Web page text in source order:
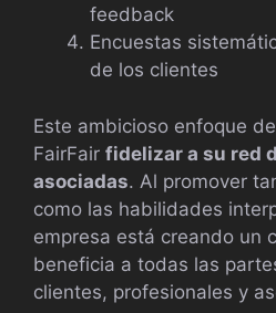
feedback
Encuestas
de los clientes
Este ambicioso enfoque
FairFair fidelizar a su red
asociadas. Al promover
como las habilidades
empresa está creando un
beneficia a todas las
clientes, profesionales y